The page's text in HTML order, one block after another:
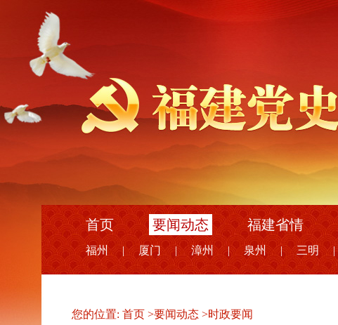
首页 要闻动态 福建省情
福州 | 厦门 | 漳州 | 泉州 | 三明 |
您的位置: 首页 >要闻动态 >时政要闻